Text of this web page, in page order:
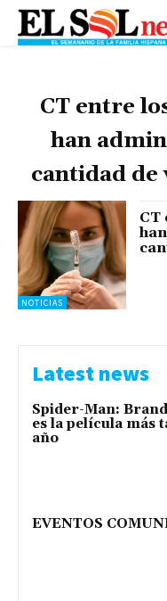
CT entre
han
cantidad de
NOTICIAS
CT
Latest news
Spider-Man:
es la película más
año
EVENTOS